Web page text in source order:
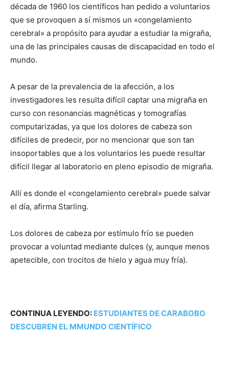
década de 1960 los científicos han pedido a voluntarios
que se provoquen a sí mismos un «congelamiento
cerebral» a propósito para ayudar a estudiar la migraña,
una de las principales causas de discapacidad en todo el
mundo.
A pesar de la prevalencia de la afección, a los
investigadores les resulta difícil captar una migraña en
curso con resonancias magnéticas y tomografías
computarizadas, ya que los dolores de cabeza son
difíciles de predecir, por no mencionar que son tan
insoportables que a los voluntarios les puede resultar
difícil llegar al laboratorio en pleno episodio de migraña.
Allí es donde el «congelamiento cerebral» puede salvar
el día, afirma Starling.
Los dolores de cabeza por estímulo frío se pueden
provocar a voluntad mediante dulces (y, aunque menos
apetecible, con trocitos de hielo y agua muy fría).
CONTINUA LEYENDO: ESTUDIANTES DE CARABOBO
DESCUBREN EL MMUNDO CIENTÍFICO